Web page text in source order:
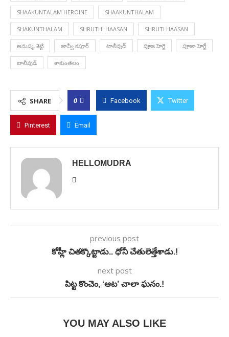
SHAAKUNTALAM HEROINE SHAAKUNTHALAM
SHAKUNTHALAM SHRUTHI HAASAN SHRUTI HAASAN
అనుష్క శెట్టి జాన్వీ కపూర్ టాలీవుడ్ పూజ హెగ్దె పూజా హెగ్దే
బాలీవుడ్ శాకుంతలం
SHARE 0 Facebook Twitter
Pinterest Email
HELLOMUDRA
previous post
కోహ్లీ చితక్కొట్టాడు.. ధోనీ చేతులెత్తేశాడు.!
next post
పిట్ట కొంచెం, ‘ఆట’ చాలా ఘనం.!
YOU MAY ALSO LIKE